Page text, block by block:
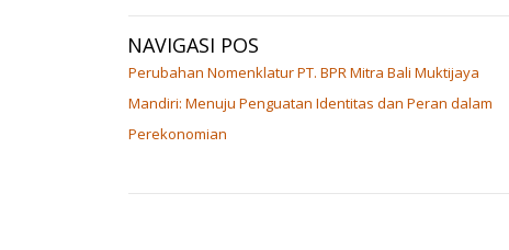
NAVIGASI POS
Perubahan Nomenklatur PT. BPR Mitra Bali Muktijaya
Mandiri: Menuju Penguatan Identitas dan Peran dalam
Perekonomian